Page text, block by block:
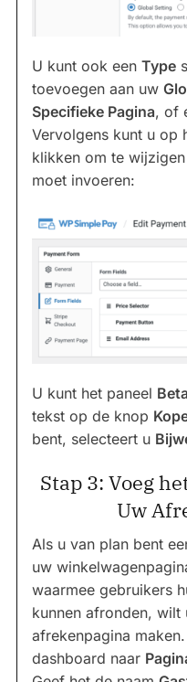
U kunt ook een Type
toevoegen aan uw
Specifieke Pagina, of
Vervolgens kunt u op
klikken om te
moet invoeren:
U kunt het paneel
tekst op de knop
bent, selecteert u
Stap 3: Voeg
Uw
Als u van plan bent
uw
waarmee gebruikers
kunnen afronden, wilt
afrekenpagina
dashboard naar